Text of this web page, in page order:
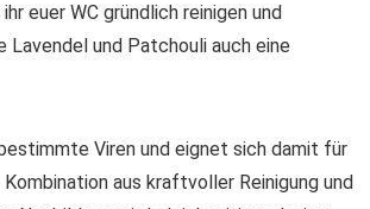
euer WC gründlich reinigen und
und Patchouli auch eine
Viren und eignet sich damit für
aus kraftvoller Reinigung und